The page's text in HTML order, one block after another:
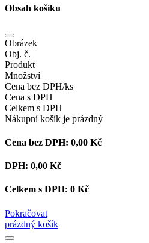
Obsah košíku
Obrázek
Obj. č.
Produkt
Množství
Cena bez DPH/ks
Cena s DPH
Celkem s DPH
Nákupní košík je prázdný
Cena bez DPH: 0,00 Kč
DPH: 0,00 Kč
Celkem s DPH: 0 Kč
Pokračovat
prázdný košík